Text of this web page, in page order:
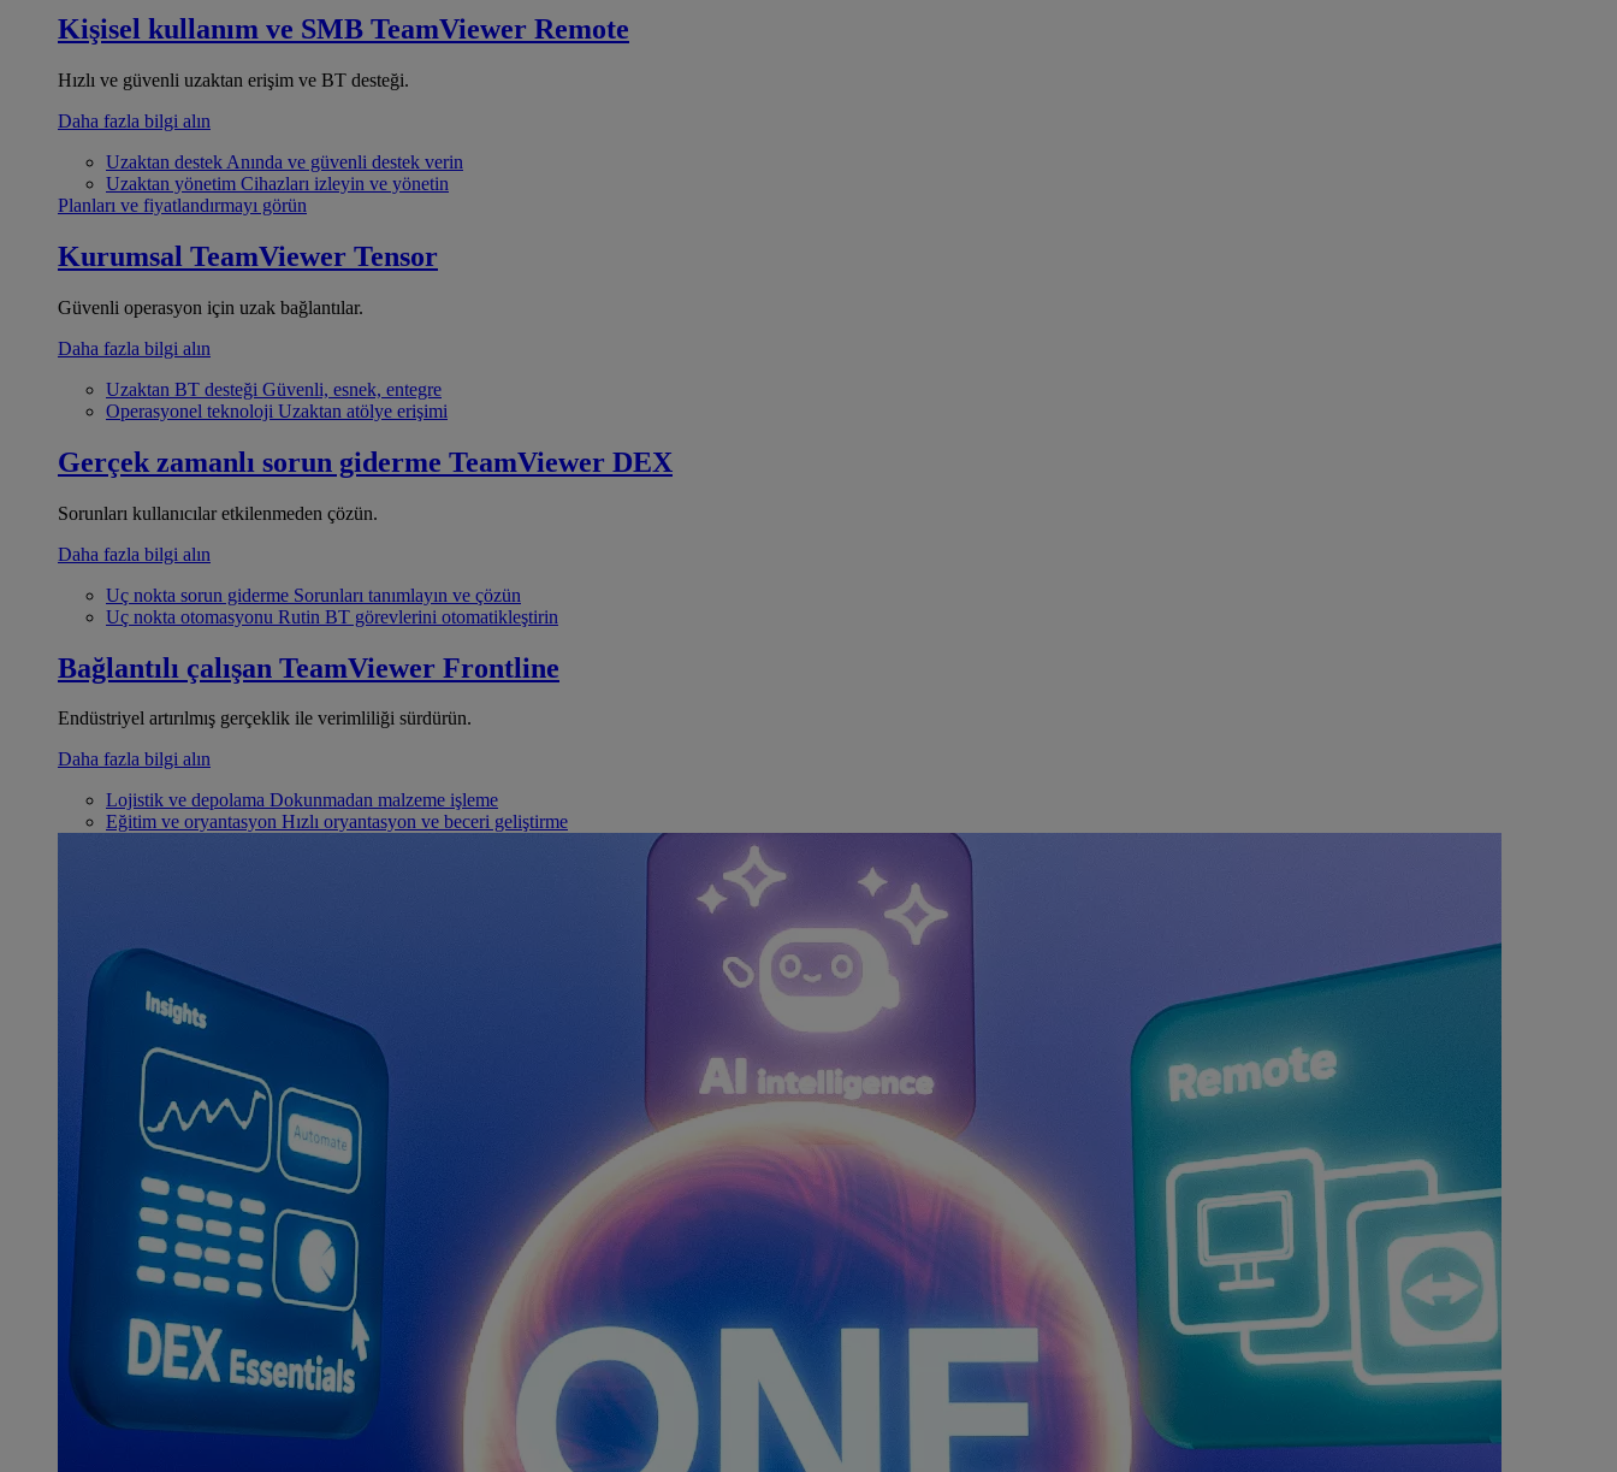
Kişisel kullanım ve SMB TeamViewer Remote
Hızlı ve güvenli uzaktan erişim ve BT desteği.
Daha fazla bilgi alın
Uzaktan destek Anında ve güvenli destek verin
Uzaktan yönetim Cihazları izleyin ve yönetin
Planları ve fiyatlandırmayı görün
Kurumsal TeamViewer Tensor
Güvenli operasyon için uzak bağlantılar.
Daha fazla bilgi alın
Uzaktan BT desteği Güvenli, esnek, entegre
Operasyonel teknoloji Uzaktan atölye erişimi
Gerçek zamanlı sorun giderme TeamViewer DEX
Sorunları kullanıcılar etkilenmeden çözün.
Daha fazla bilgi alın
Uç nokta sorun giderme Sorunları tanımlayın ve çözün
Uç nokta otomasyonu Rutin BT görevlerini otomatikleştirin
Bağlantılı çalışan TeamViewer Frontline
Endüstriyel artırılmış gerçeklik ile verimliliği sürdürün.
Daha fazla bilgi alın
Lojistik ve depolama Dokunmadan malzeme işleme
Eğitim ve oryantasyon Hızlı oryantasyon ve beceri geliştirme